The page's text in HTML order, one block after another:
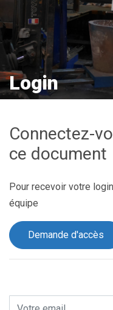
Login
Connectez-
ce document
Pour recevoir votre
équipe
Demande d'accès